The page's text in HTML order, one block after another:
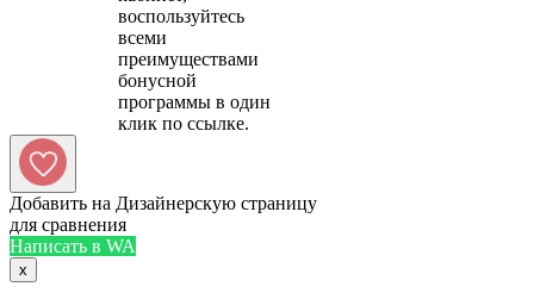
воспользуйтесь
всеми
преимуществами
бонусной
программы в один
Добавить на Дизайнерскую страницу
для сравнения
Написать в WA
x